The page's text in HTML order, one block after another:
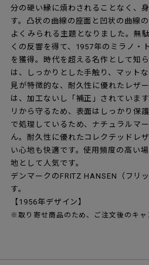
分の硬い縁に煩わされることなく、
す。凸状の曲線の座面と凹状の曲線
よくみられる主題となりました。無
くの反響を得て、1957年のミラノ・
を獲得。時代を超える名作として知
は、しっかりとした手触り、マット
見が特徴的な、耐久性に優れたレザ
は、加工ないし「補正」されていま
リから守るため、表面はしっかり保
で処理しているため、ナチュラルマ
ん。耐久性に優れたコレクテッドレ
い心地も快適です。使用頻度の高い
地として人気です。
デンマークのFRITZ HANSEN（フリ
す。
【1956年デザイン】
※取り寄せ商品のため、ご注文後のキャ